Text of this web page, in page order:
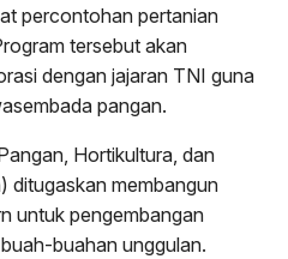
percontohan pertanian
tersebut akan
dengan jajaran TNI guna
pangan.
Hortikultura, dan
ditugaskan membangun
untuk pengembangan
buahan unggulan.